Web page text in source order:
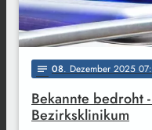
notes 08. Dezember 2025
Bekannte bedroht
Bezirksklinikum